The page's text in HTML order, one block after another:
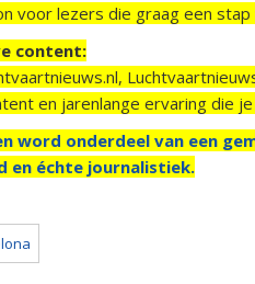
voor lezers die graag een stap
content:
en jarenlange ervaring die
word onderdeel van een
en échte journalistiek.